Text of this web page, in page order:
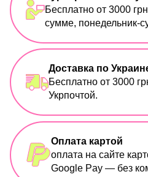
Бесплатно от 3000
сумме, понедельник-
Доставка по
Бесплатно от 3000
Укрпочтой.
Оплата картой
оплата на сайте
Google Pay — без